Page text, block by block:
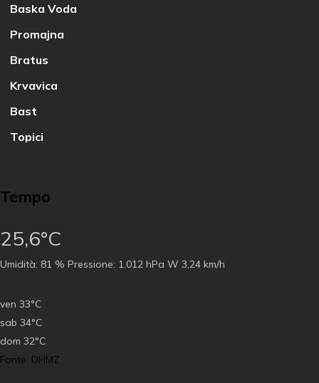
Baska Voda
Promajna
Bratus
Krvavica
Bast
Topici
Tempo
25,6°C
Umidità: 81 % Pressione: 1.012 hPa W 3,24 km/h
ven 33°C
sab 34°C
dom 32°C
Fonte: DHMZ